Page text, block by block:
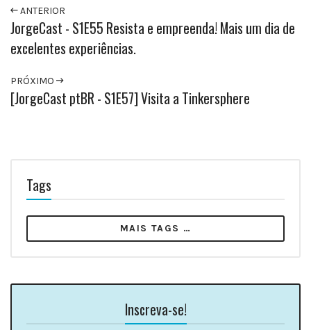
ANTERIOR
JorgeCast - S1E55 Resista e empreenda! Mais um dia de
excelentes experiências.
PRÓXIMO
[JorgeCast ptBR - S1E57] Visita a Tinkersphere
Tags
MAIS TAGS …
Inscreva-se!